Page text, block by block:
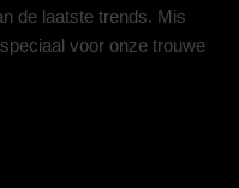
de laatste trends. Mis
voor onze trouwe